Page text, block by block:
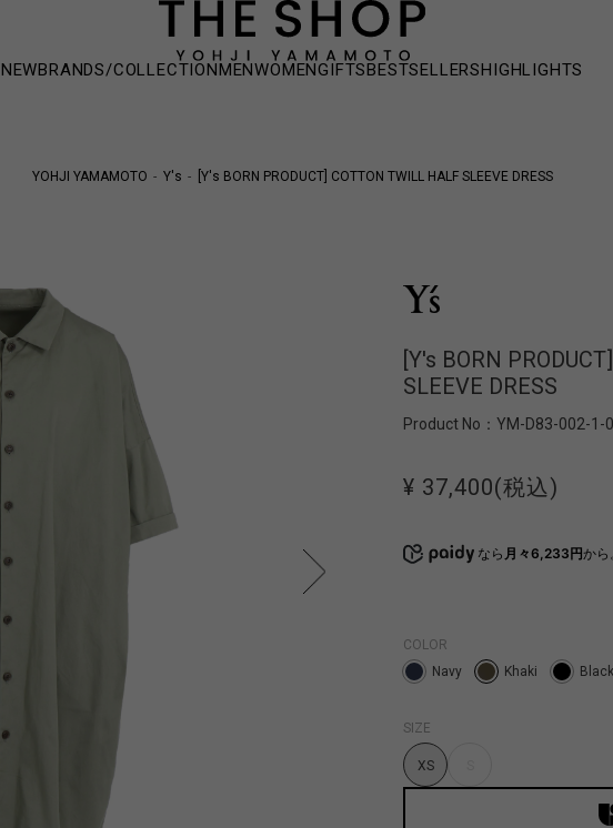
NEWBRANDS/COLLECTIONMENWOMENGIFTSBESTSELLERSHIGHLIGHTS
YOHJI YAMAMOTO Y's [Y's BORN PRODUCT] COTTON TWILL HALF SLEEVE DRESS
[Y's BORN
SLEEVE DRESS
Product No： YM-D83-002-1-
¥ 37,400(税込)
なら 月々6,233円から
COLOR
Navy
Khaki Black
SIZE
XS